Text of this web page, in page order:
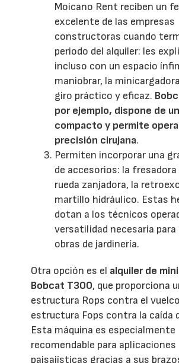
Moicano Rent reciben un
excelente de las empresas
constructoras cuando
periodo del alquiler: les
incluso con un espacio
maniobrar, la
giro práctico y eficaz.
por ejemplo, dispone de
compacto y permite
precisión cirujana.
Permiten incorporar una
de accesorios: la fresadora
rueda zanjadora, la
martillo hidráulico. Estas
dotan a los técnicos
versatilidad necesaria
obras de jardinería.
Otra opción es el alquiler de
Bobcat T300, que proporciona
estructura Rops contra el
estructura Fops contra la caída
Esta máquina es especialmente
recomendable para aplicaciones
paisajísticas gracias a sus